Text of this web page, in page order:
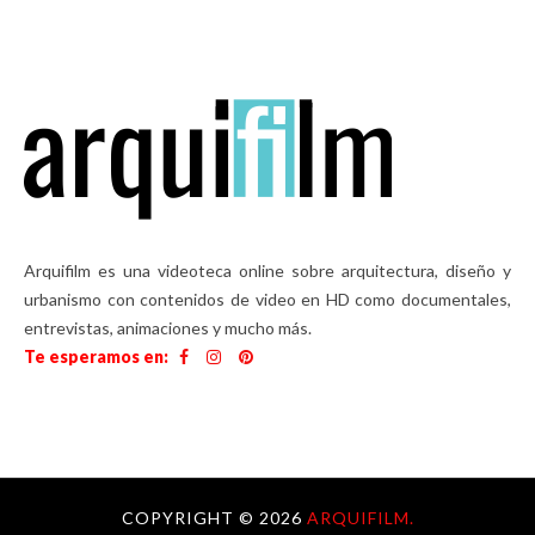
Arquifilm es una videoteca online sobre arquitectura, diseño y
urbanismo con contenidos de video en HD como documentales,
entrevistas, animaciones y mucho más.
Te esperamos en:
COPYRIGHT © 2026 ARQUIFILM.